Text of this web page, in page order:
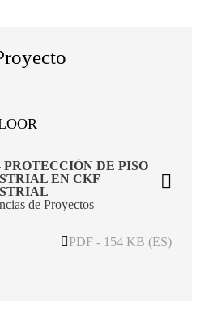
PROTECCIÓN DE PISO
EN CKF
de Proyectos
PDF - 154 KB (ES)